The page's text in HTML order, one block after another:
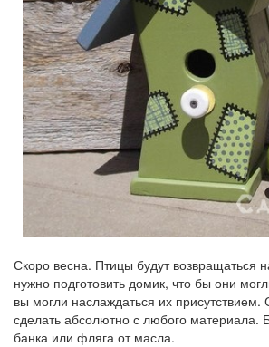
Скоро весна. Птицы будут возвращаться
нужно подготовить домик, что бы они
вы могли наслаждаться их
сделать абсолютно с любого материала.
банка или фляга от масла.